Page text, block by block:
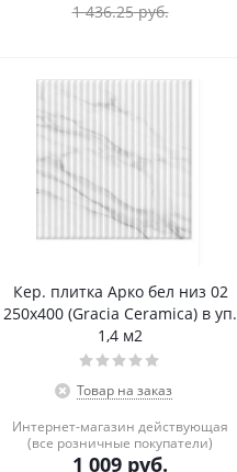
1 436.25руб.
Кер. плитка Арко бел низ 02
250х400 (Gracia Ceramica) в уп.
1,4 м2
Товар на заказ
Интернет-магазин действующая
(все розничные покупатели)
1 009 руб.